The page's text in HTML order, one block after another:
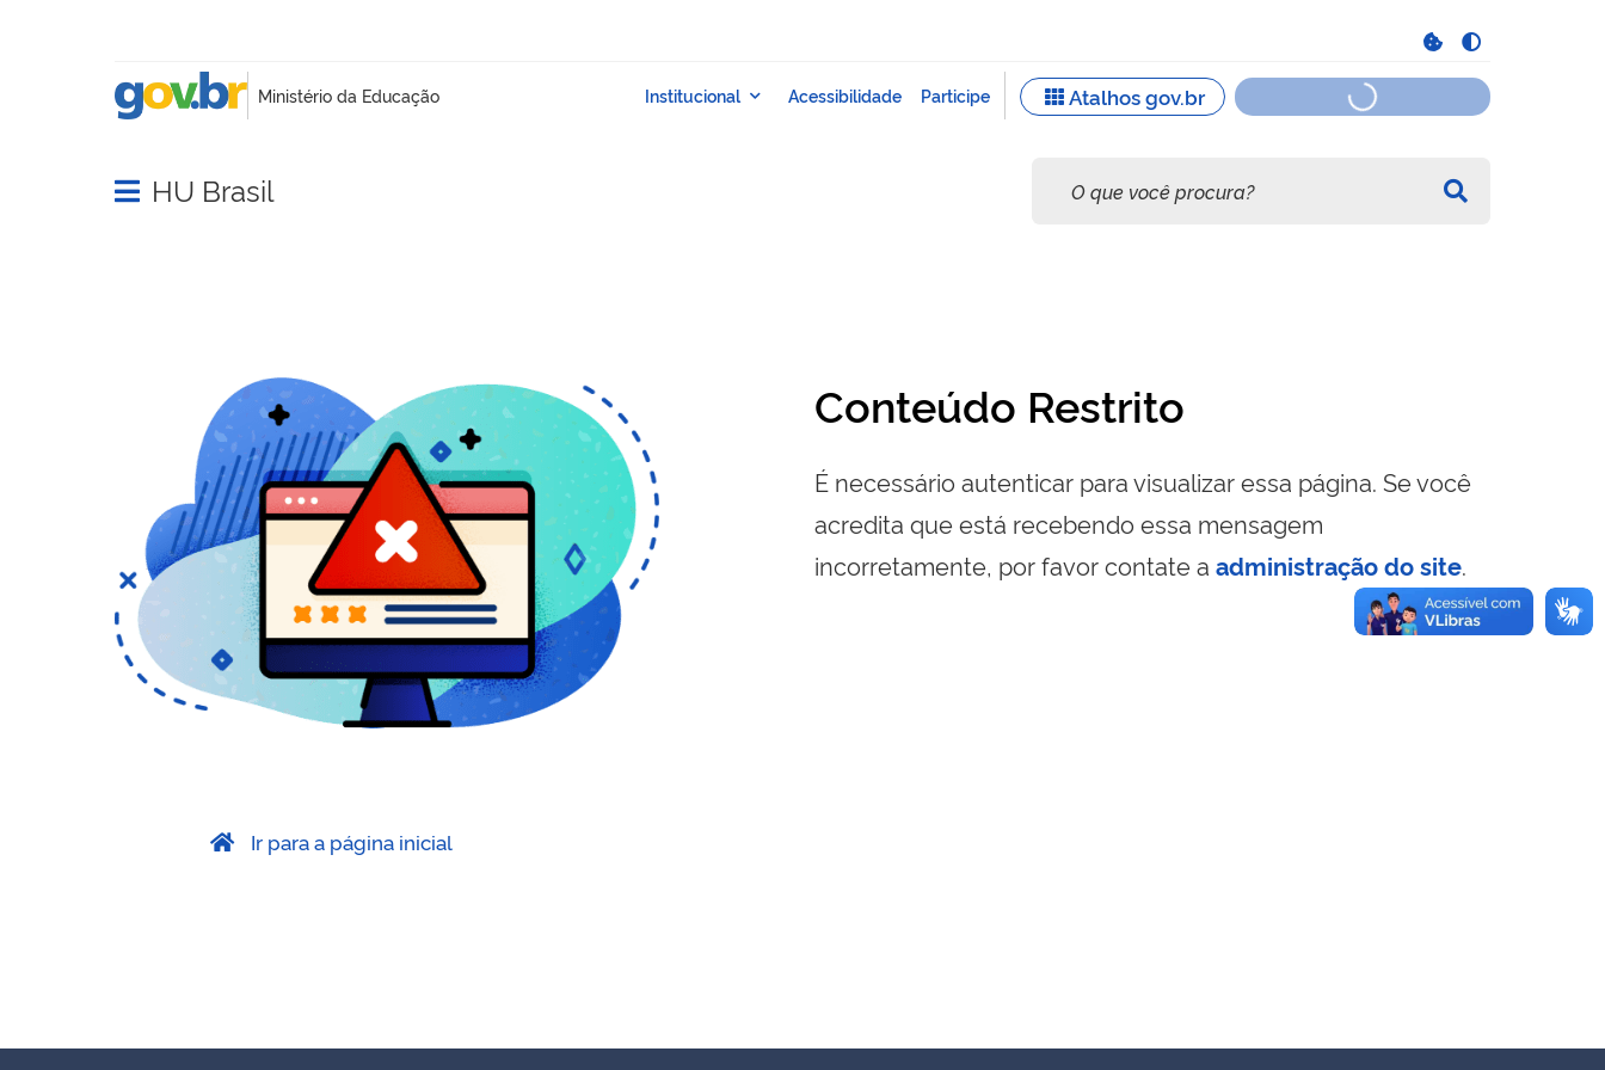
Abrir menu principal de navegação
HU Brasil
Conteúdo Restrito
É necessário autenticar para visualizar essa página. Se você
acredita que está recebendo essa mensagem
incorretamente, por favor contate a administração do site.
Ir para a página inicial